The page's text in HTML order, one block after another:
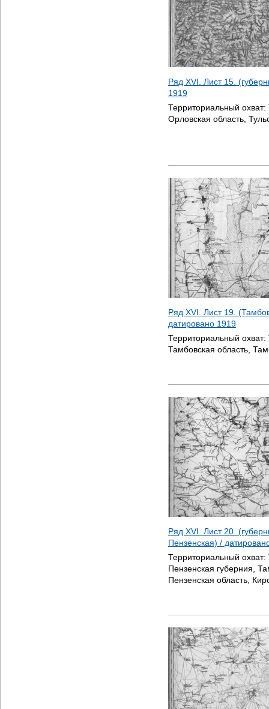
Ряд XVI. Лист 15.
1919
Территориальный охват:
Орловская область,
Ряд XVI. Лист 19.
датировано 1919
Территориальный охват:
Тамбовская область,
Ряд XVI. Лист 20.
Пензенская) /
Территориальный охват:
Пензенская губерния,
Пензенская область,